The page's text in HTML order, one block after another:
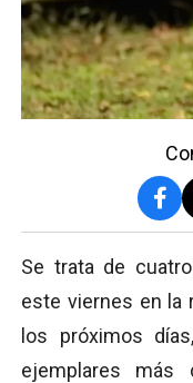
Se trata de
este viernes en la
los próximos
ejemplares